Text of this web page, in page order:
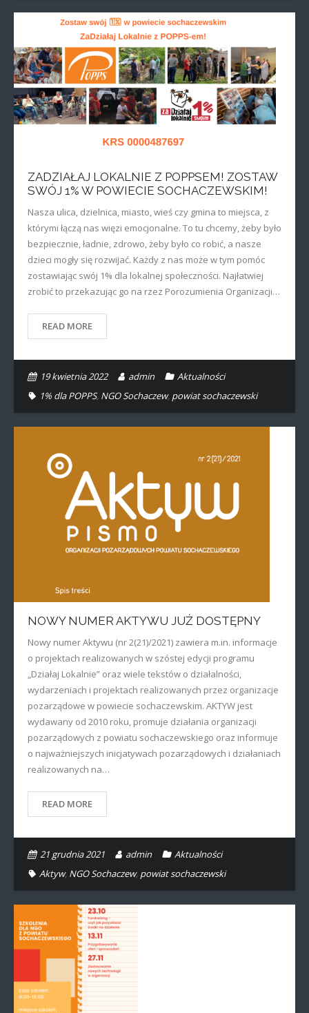
ZADZIAŁAJ LOKALNIE Z POPPSEM! ZOSTAW
SWÓJ 1% W POWIECIE SOCHACZEWSKIM!
Nasza ulica, dzielnica, miasto, wieś czy gmina to miejsca, z
którymi łączą nas więzi emocjonalne. To tu chcemy, żeby było
bezpiecznie, ładnie, zdrowo, żeby było co robić, a nasze
dzieci mogły się rozwijać. Każdy z nas może w tym pomóc
zostawiając swój 1% dla lokalnej społeczności. Najłatwiej
zrobić to przekazując go na rzez Porozumienia Organizacji…
READ MORE
19 kwietnia 2022 admin
Aktualności
1% dla POPPS, NGO Sochaczew, powiat sochaczewski
NOWY NUMER AKTYWU JUŻ DOSTĘPNY
Nowy numer Aktywu (nr 2(21)/2021) zawiera m.in. informacje
o projektach realizowanych w szóstej edycji programu
„Działaj Lokalnie” oraz wiele tekstów o działalności,
wydarzeniach i projektach realizowanych przez organizacje
pozarządowe w powiecie sochaczewskim. AKTYW jest
wydawany od 2010 roku, promuje działania organizacji
pozarządowych z powiatu sochaczewskiego oraz informuje
o najważniejszych inicjatywach pozarządowych i działaniach
realizowanych na…
READ MORE
21 grudnia 2021 admin
Aktualności
Aktyw, NGO Sochaczew, powiat sochaczewski